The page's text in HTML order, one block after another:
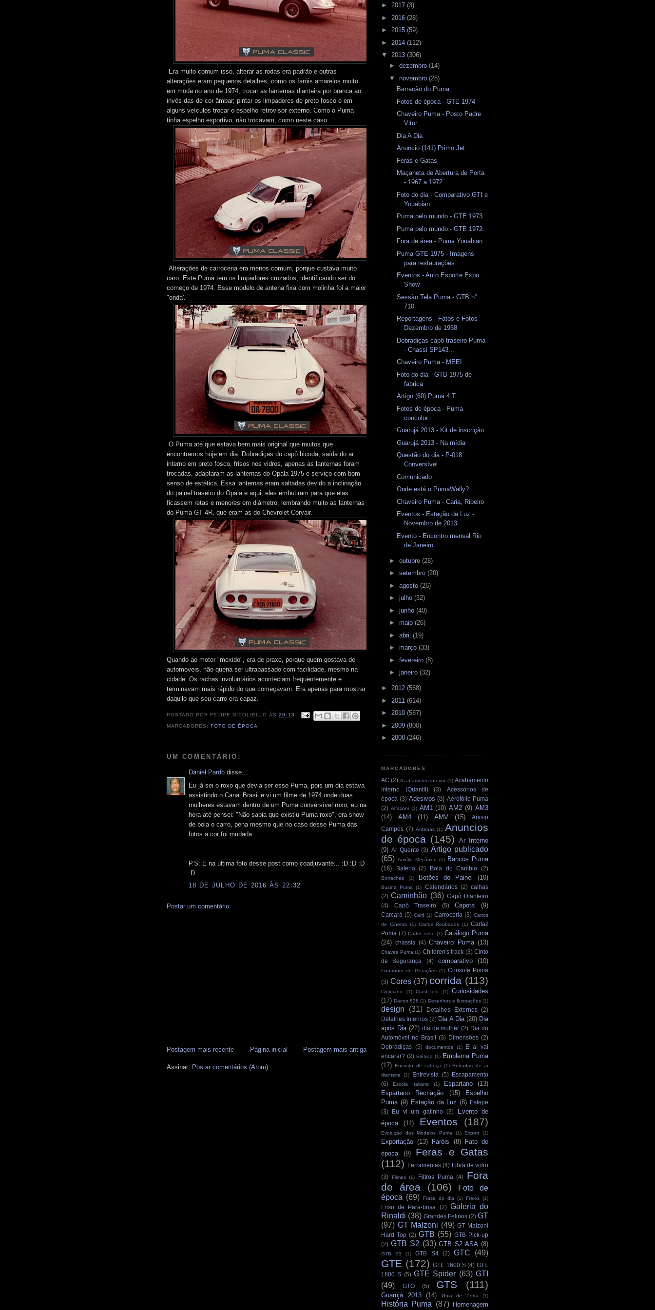
Era muito comum isso, alterar as rodas era padrão e outras
alterações eram pequenos detalhes, como os faróis amarelos muito
em moda no ano de 1974; trocar as lanternas dianteira por branca ao
invés das de cor âmbar; pintar os limpadores de preto fosco e em
alguns veículos trocar o espelho retrovisor externo. Como o Puma
tinha espelho esportivo, não trocavam, como neste caso.
Alterações de carroceria era menos comum, porque custava muito
caro. Este Puma tem os limpadores cruzados, identificando ser do
começo de 1974. Esse modelo de antena fixa com molinha foi a maior
"onda'.
O Puma até que estava bem mais original que muitos que
encontramos hoje em dia. Dobradiças do capô bicuda, saída do ar
interno em preto fosco, frisos nos vidros, apenas as lanternas foram
trocadas, adaptaram as lanternas do Opala 1975 e serviço com bom
senso de estética. Essa lanternas eram saltadas devido a inclinação
do painel traseiro do Opala e aqui, eles embutiram para que elas
ficassem retas e menores em diâmetro, lembrando muito as lanternas
do Puma GT 4R, que eram as do Chevrolet Corvair.
Quando ao motor "mexido", era de praxe, porque quem gostava de
automóveis, não queria ser ultrapassado com facilidade, mesmo na
cidade. Os rachas involuntários aconteciam frequentemente e
terminavam mais rápido do que começavam. Era apenas para mostrar
daquilo que seu carro era capaz.
POSTADO POR FELIPE NICOLIELLO ÀS20:13
MARCADORES:FOTO DE ÉPOCA
UM COMENTÁRIO:
Daniel Pardo disse...
Eu já sei o roxo que devia ser esse Puma, pois um dia estava
assistindo o Canal Brasil e vi um filme de 1974 onde duas
mulheres estavam dentro de um Puma conversível roxo, eu na
hora até pensei: "Não sabia que existiu Puma roxo", era show
de bola o carro, pena mesmo que no caso desse Puma das
fotos a cor foi mudada.
P.S: E na última foto desse post como coadjuvante... :D :D :D
:D
18 DE JULHO DE 2016 ÀS 22:32
Postar um comentário
Postagem mais recente Postagem mais antiga
Página inicial
Assinar: Postar comentários (Atom)
► 2017 (3)
► 2016 (28)
► 2015 (59)
► 2014 (112)
▼ 2013 (306)
► dezembro (14)
▼ novembro (28)
Barracão do Puma
Fotos de época - GTE 1974
Chaveiro Puma - Posto Padre
Vitor
Dia A Dia
Anuncio (141) Primo Jet
Feras e Gatas
Maçaneta de Abertura de Porta
- 1967 a 1972
Foto do dia - Comparativo GTI e
Youabian
Puma pelo mundo - GTE 1973
Puma pelo mundo - GTE 1972
Fora de área - Puma Youabian
Puma GTE 1975 - Imagens
para restaurações
Eventos - Auto Esporte Expo
Show
Sessão Tela Puma - GTB n°
710
Reportagens - Fatos e Fotos
Dezembro de 1968
Dobradiças capô traseiro Puma
- Chassi SP143...
Chaveiro Puma - MEEI
Foto do dia - GTB 1975 de
fabrica
Artigo (60) Puma 4.T
Fotos de época - Puma
concolor
Guarujá 2013 - Kit de inscrição
Guarujá 2013 - Na mídia
Questão do dia - P-018
Conversível
Comunicado
Onde está o PumaWally?
Chaveiro Puma - Caria, Ribeiro
Eventos - Estação da Luz -
Novembro de 2013
Evento - Encontro mensal Rio
de Janeiro
► outubro (28)
► setembro (20)
► agosto (26)
► julho (32)
► junho (40)
► maio (26)
► abril (19)
► março (33)
► fevereiro (8)
► janeiro (32)
► 2012 (568)
► 2011 (614)
► 2010 (587)
► 2009 (800)
► 2008 (246)
MARCADORES
AC (2) Acabamento inferior (1) Acabamento
Interno (Quantil)
(3)
Acessórios de
época (3) Adesivos (8) Aerofólio Puma
(2) Alfazoni (1) AM1 (10) AM2 (9) AM3
(14)
AM4 (11) AMV (15)
Anisio
Campos (7) Antenas (1) Anuncios
de época (145)
Ar Interno
(9) Ar Quente (3) Artigo publicado
(65) Auxílio Mecânico (1)
Bancos Puma
(16)
Bateria (2) Bola do Cambio (2)
Borrachas (1) Botões do Painel (10)
Buzina Puma (1) Calendários (2) calhas
(2) Caminhão (36) Capô Dianteiro
(4)
Capô Traseiro (5) Capota (9)
Carcará (5) Card (1) Carroceria (3) Carros
de Cinema (1) Carros Roubados (1) Cartaz
Puma (7) Cárter seco (1) Catálogo Puma
(24) chassis (4) Chaveiro Puma (13)
Chaves Puma (1) Children's track (3) Cinto
de Segurança
(4) comparativo (10)
Confronto de Gerações (1) Console Puma
(3) Cores (37) corrida (113)
Cotidiano (1) Crash-test (1)
Curiosidades
(17) Dacon 828 (1) Desenhos e Ilustrações (1)
design (31) Detalhes Externos (2)
Detalhes Internos (2) Dia A Dia (20) Dia
após Dia (22) dia da mulher (2) Dia do
Automóvel no Brasil
(3) Dimensões (2)
Dobradiças (5) documentos (1)
E aí vai
encarar? (2) Elétrica (1) Emblema Puma
(17) Encosto de cabeça (1) Entradas de ar
dianteira (1) Entrevista (5)
Escapamento
(6)
Escola Italiana (1) Espartano
(13)
Espartano Recriação
(15)
Espelho
Puma (9) Estação da Luz (8)
Estepe
(3)
Eu vi um gatinho (3)
Evento de
época
(11) Eventos (187)
Evolução dos Modelos Puma (1) Export (1)
Exportação (13) Faróis (8)
Fato de
época
(9)
Feras e Gatas
(112)
Ferramentas (4) Fibra de vidro
(3)
Filmes (1) Filtros Puma (4)
Fora
de área
(106)
Foto de
época (69) Frase do dia (1) Freios (1)
Friso de Para-brisa (2) Galeria do
Rinaldi (38) Grandes Felinos (2) GT
(97) GT Malzoni (49) GT Malzoni
Hard Top (2) GTB (55) GTB Pick-up
(2) GTB S2 (33) GTB S2 ASA (8)
GTB S3 (1) GTB S4 (2) GTC (49)
GTE (172) GTE 1600 S (4) GTE
1800 S (5) GTE Spider (63) GTI
(49)
GTO (5) GTS (111)
Guarujá 2013 (14) Guia de Porta (1)
História Puma (87) Homenagem